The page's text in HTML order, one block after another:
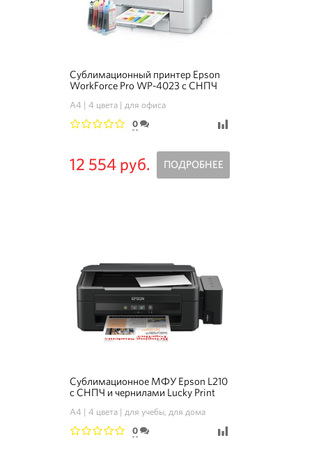
Сублимационный принтер Epson
WorkForce Pro WP-4023 с СНПЧ
A4 4 цвета для офиса
0
12 554 руб. ПОДРОБНЕЕ
Сублимационное МФУ Epson L210
с СНПЧ и чернилами Lucky Print
A4 4 цвета для учебы, для дома
0